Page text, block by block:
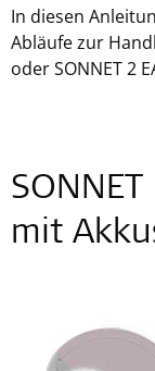
In diesen
Abläufe zur
oder SONNET 2
mit